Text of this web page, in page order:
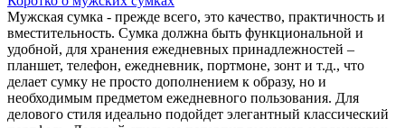
Мужская сумка - прежде всего, это качество, практичность и
вместительность. Сумка должна быть функциональной и
удобной, для хранения ежедневных принадлежностей –
планшет, телефон, ежедневник, портмоне, зонт и т.д., что
делает сумку не просто дополнением к образу, но и
необходимым предметом ежедневного пользования. Для
делового стиля идеально подойдет элегантный классический